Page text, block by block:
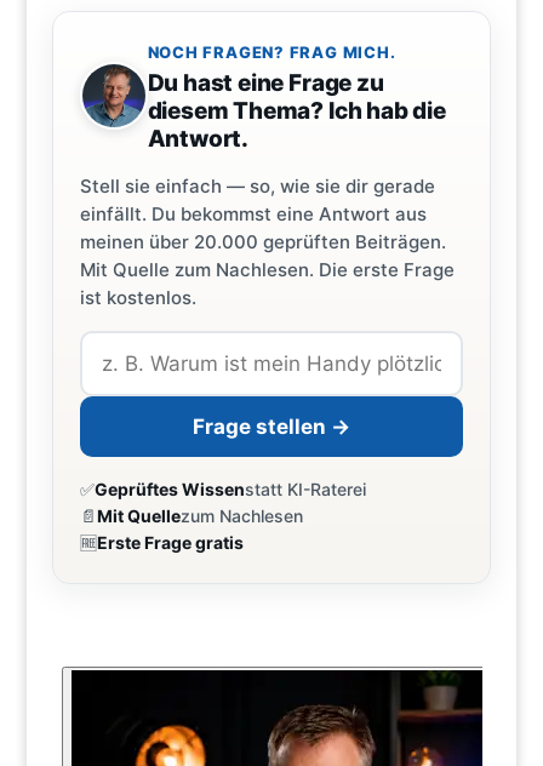
NOCH FRAGEN? FRAG MICH.
Du hast eine Frage zu
diesem Thema? Ich hab die
Antwort.
Stell sie einfach — so, wie sie dir gerade
einfällt. Du bekommst eine Antwort aus
meinen über 20.000 geprüften Beiträgen.
Mit Quelle zum Nachlesen. Die erste Frage
ist kostenlos.
Frage stellen →
✅Geprüftes Wissenstatt KI-Raterei
📄Mit Quellezum Nachlesen
🆓Erste Frage gratis